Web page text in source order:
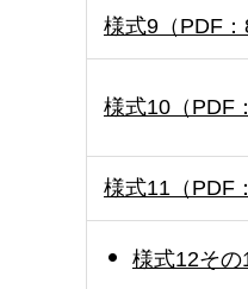
様式9（PDF：
様式10（PDF
様式11（PDF
様式12その